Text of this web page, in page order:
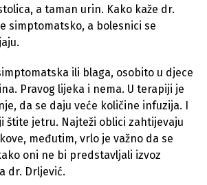
a taman urin. Kako kaže dr.
simptomatsko, a bolesnici se
ili blaga, osobito u djece
Pravog lijeka i nema. U terapiji je
da se daju veće količine infuzija. I
štite jetru. Najteži oblici zahtijevaju
međutim, vrlo je važno da se
oni ne bi predstavljali izvoz
dr. Drljević.